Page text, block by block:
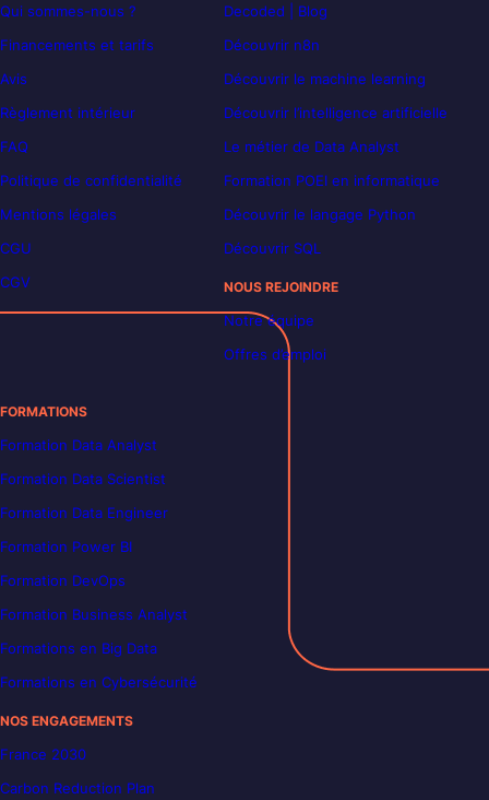
Qui sommes-nous ?
Financements et tarifs
Avis
Règlement intérieur
FAQ
Politique de confidentialité
Mentions légales
CGU
CGV
Decoded | Blog
Découvrir n8n
Découvrir le machine learning
Découvrir l’intelligence artificielle
Le métier de Data Analyst
Formation POEI en informatique
Découvrir le langage Python
Découvrir SQL
NOUS REJOINDRE
Notre équipe
Offres d’emploi
FORMATIONS
Formation Data Analyst
Formation Data Scientist
Formation Data Engineer
Formation Power BI
Formation DevOps
Formation Business Analyst
Formations en Big Data
Formations en Cybersécurité
NOS ENGAGEMENTS
France 2030
Carbon Reduction Plan